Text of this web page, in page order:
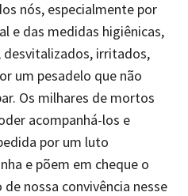
nós, especialmente por
e das medidas higiênicas,
irritados,
um pesadelo que não
Os milhares de mortos
acompanhá-los e
por um luto
e põem em cheque o
nossa convivência nesse